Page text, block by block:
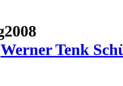
Werner Tenk